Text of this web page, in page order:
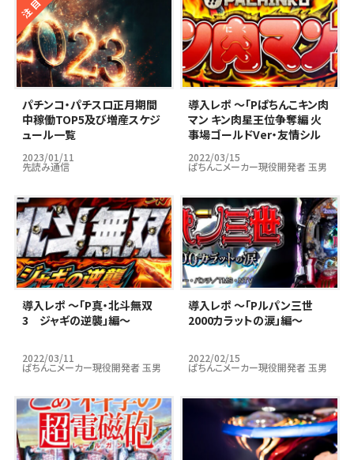
パチンコ・パチスロ正月期間
中稼働TOP5及び増産スケジ
ュール一覧
2023/01/11
先読み通信
導入レポ ～「Pぱちんこキン肉
マン キン肉星王位争奪編 火
事場ゴールドVer・友情シル
バーVer」編～
2022/03/15
ぱちんこメーカー現役開発者 玉男
導入レポ ～「P真・北斗無双
3 ジャギの逆襲」編～
2022/03/11
ぱちんこメーカー現役開発者 玉男
導入レポ ～「Pルパン三世
2000カラットの涙」編～
2022/02/15
ぱちんこメーカー現役開発者 玉男